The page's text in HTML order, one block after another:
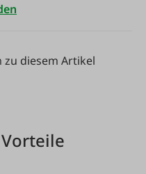
zu diesem Artikel